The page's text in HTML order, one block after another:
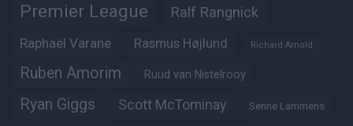
Premier League Ralf Rangnick
Raphaël Varane Rasmus Højlund Richard Arnold
Ruben Amorim Ruud van Nistelrooy
Ryan Giggs Scott McTominay Senne Lammens